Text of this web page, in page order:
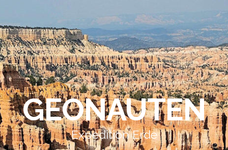
GEONAUTEN
Expedition Erde